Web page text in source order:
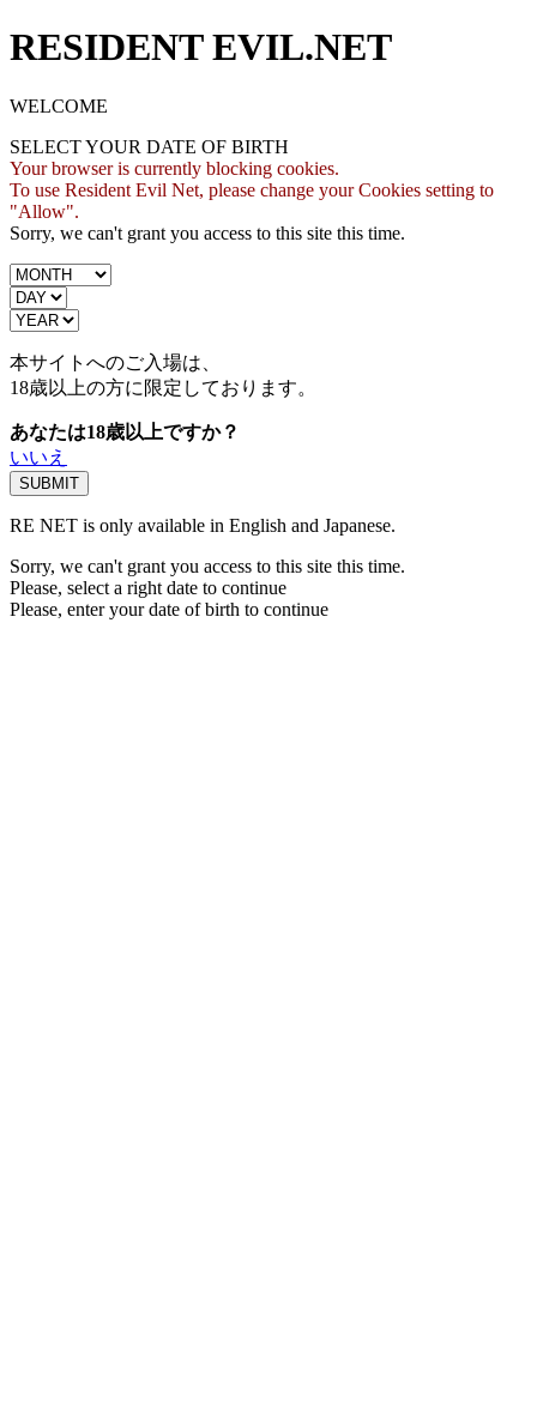
RESIDENT EVIL.NET
WELCOME
SELECT YOUR DATE OF BIRTH
Your browser is currently blocking cookies.
To use Resident Evil Net, please change your Cookies setting to
"Allow".
Sorry, we can't grant you access to this site this time.
本サイトへのご入場は、
18歳以上の方に限定しております。
あなたは18歳以上ですか？
いいえ
RE NET is only available in English and Japanese.
Sorry, we can't grant you access to this site this time.
Please, select a right date to continue
Please, enter your date of birth to continue